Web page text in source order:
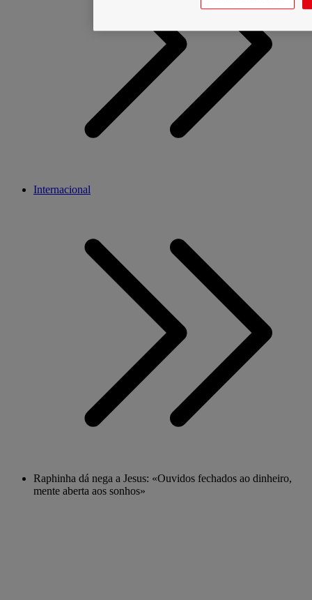
Internacional
Raphinha dá nega a Jesus: «Ouvidos fechados ao dinheiro,
mente aberta aos sonhos»